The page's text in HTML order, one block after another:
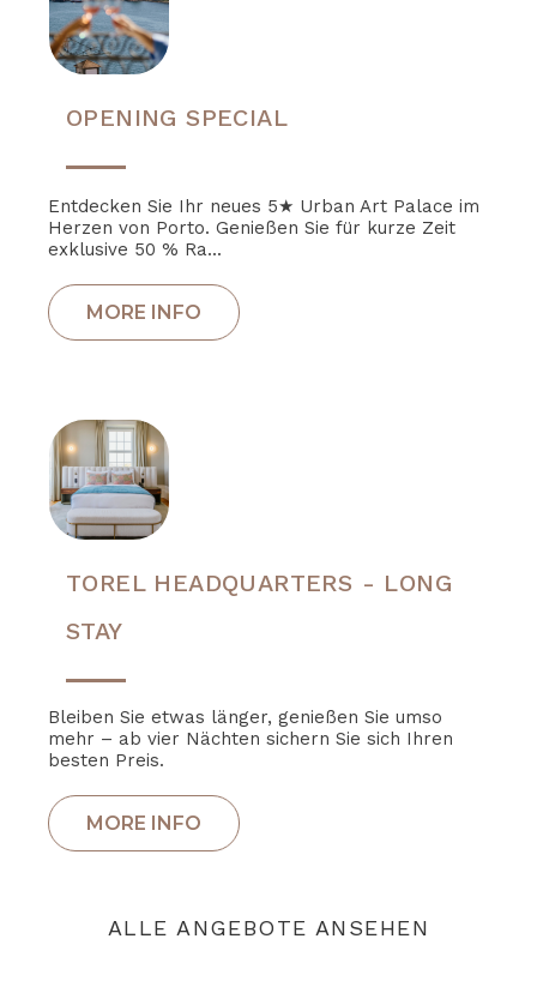
OPENING SPECIAL
Entdecken Sie Ihr neues 5★ Urban Art Palace im
Herzen von Porto. Genießen Sie für kurze Zeit
exklusive 50 % Ra...
TOREL HEADQUARTERS - LONG
STAY
Bleiben Sie etwas länger, genießen Sie umso
mehr – ab vier Nächten sichern Sie sich Ihren
besten Preis.
ALLE ANGEBOTE ANSEHEN